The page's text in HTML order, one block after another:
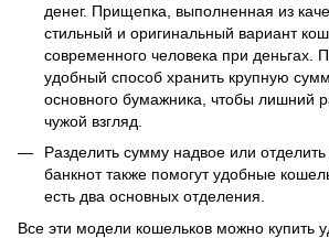
денег. Прищепка, выполненная из
стильный и оригинальный вариант
современного человека при деньгах.
удобный способ хранить крупную
основного бумажника, чтобы лишний
чужой взгляд.
Разделить сумму надвое или
банкнот также помогут удобные
есть два основных отделения.
Все эти модели кошельков можно купить